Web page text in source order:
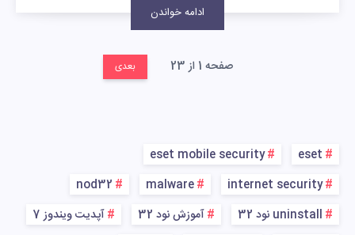
ادامه خواندن
صفحه 1 از 23 بعدی
eset
eset mobile security
internet security
malware
nod32
uninstall نود 32
آموزش نود 32
آپدیت ویندوز 7